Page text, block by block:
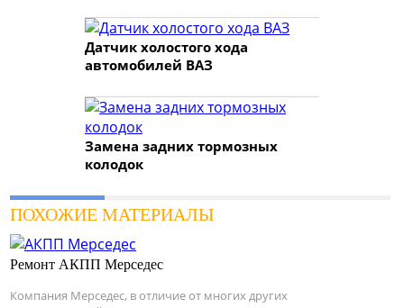
Датчик холостого хода
автомобилей ВАЗ
Замена задних тормозных
колодок
ПОХОЖИЕ МАТЕРИАЛЫ
Ремонт АКПП Мерседес
Компания Мерседес, в отличие от многих других